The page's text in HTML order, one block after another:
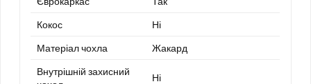
Кокос
Ні
Матеріал чохла
Жакард
Внутрішній захисний
Ні